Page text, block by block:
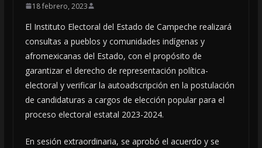
18 febrero, 2023
El Instituto Electoral del Estado de Campeche realizará
consultas a pueblos y comunidades indígenas y
afromexicanas del Estado, con el propósito de
garantizar el derecho de representación política-
electoral y verificar la autoadscripción en la postulación
de candidaturas a cargos de elección popular para el
proceso electoral estatal 2023-2024.
En sesión extraordinaria, se aprobó el acuerdo y se